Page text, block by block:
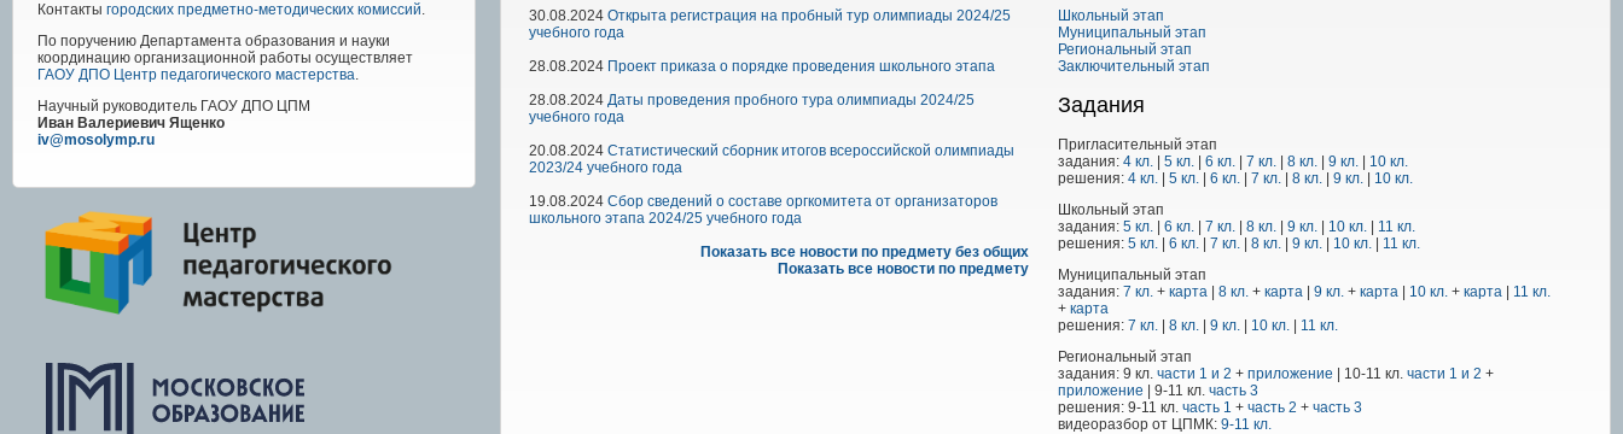
Контакты городских предметно-методических комиссий.
По поручению Департамента образования и науки
координацию организационной работы осуществляет
ГАОУ ДПО Центр педагогического мастерства.
Научный руководитель ГАОУ ДПО ЦПМ
Иван Валериевич Ященко
iv@mosolymp.ru
30.08.2024 Открыта регистрация на пробный тур олимпиады 2024/25
учебного года
28.08.2024 Проект приказа о порядке проведения школьного этапа
28.08.2024 Даты проведения пробного тура олимпиады 2024/25
учебного года
20.08.2024 Статистический сборник итогов всероссийской олимпиады
2023/24 учебного года
19.08.2024 Сбор сведений о составе оргкомитета от организаторов
школьного этапа 2024/25 учебного года
Показать все новости по предмету без общих
Показать все новости по предмету
Школьный этап
Муниципальный этап
Региональный этап
Заключительный этап
Задания
Пригласительный этап
задания: 4 кл. | 5 кл. | 6 кл. | 7 кл. | 8 кл. | 9 кл. | 10 кл.
решения: 4 кл. | 5 кл. | 6 кл. | 7 кл. | 8 кл. | 9 кл. | 10 кл.
Школьный этап
задания: 5 кл. | 6 кл. | 7 кл. | 8 кл. | 9 кл. | 10 кл. | 11 кл.
решения: 5 кл. | 6 кл. | 7 кл. | 8 кл. | 9 кл. | 10 кл. | 11 кл.
Муниципальный этап
задания: 7 кл. + карта | 8 кл. + карта | 9 кл. + карта | 10 кл. + карта | 11 кл.
+ карта
решения: 7 кл. | 8 кл. | 9 кл. | 10 кл. | 11 кл.
Региональный этап
задания: 9 кл. части 1 и 2 + приложение | 10-11 кл. части 1 и 2 +
приложение | 9-11 кл. часть 3
решения: 9-11 кл. часть 1 + часть 2 + часть 3
видеоразбор от ЦПМК: 9-11 кл.